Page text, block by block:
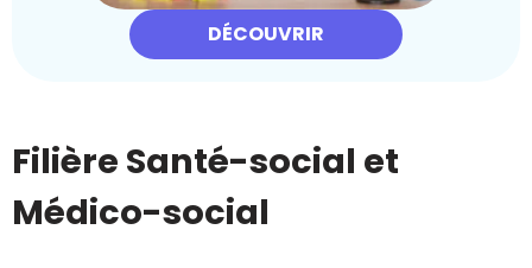
DÉCOUVRIR
Filière Santé-social et
Médico-social